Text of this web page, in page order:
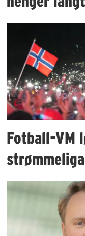
Fotball-VM